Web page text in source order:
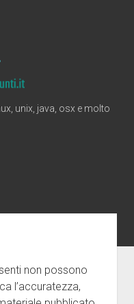
unix, java, osx e molto
non possono
l’accuratezza,